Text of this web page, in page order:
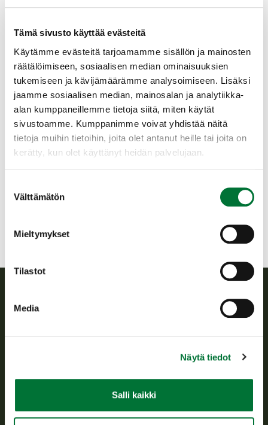
Tämä sivusto käyttää evästeitä
Käytämme evästeitä tarjoamamme sisällön ja mainosten
räätälöimiseen, sosiaalisen median ominaisuuksien
tukemiseen ja kävijämäärämme analysoimiseen. Lisäksi
jaamme sosiaalisen median, mainosalan ja analytiikka-
alan kumppaneillemme tietoja siitä, miten käytät
sivustoamme. Kumppanimme voivat yhdistää näitä
tietoja muihin tietoihin, joita olet antanut heille tai joita on
kerätty, kun olet käyttänyt heidän palvelujaan.
valinta
Välttämätön
Mieltymykset
Tilastot
Media
Näytä tiedot
Salli kaikki
patruunat.
Suoritusmaksu 20 € / koekerta (käteinen tai
Oma riista -verkkomaksu).
Lisätietoa ampumakokeesta: riista.fi, josta
Tietoa metsästyksestä – Metsästäjän
työkalupakki – Ampumakokeet.
Kolarin riistanhoitoyhdistys
kolari@rhy.riista.fi
Suomen riistakeskus
Suomen riistakeskus edistää kestävää riistataloutta, tukee
toimeenpanosta sekä vastaa sille säädetyistä julkisista